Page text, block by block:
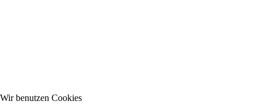
Wir benutzen Cookies